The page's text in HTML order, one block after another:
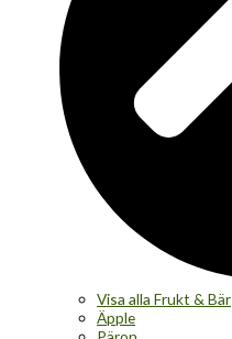
Visa alla Frukt & Bär
Äpple